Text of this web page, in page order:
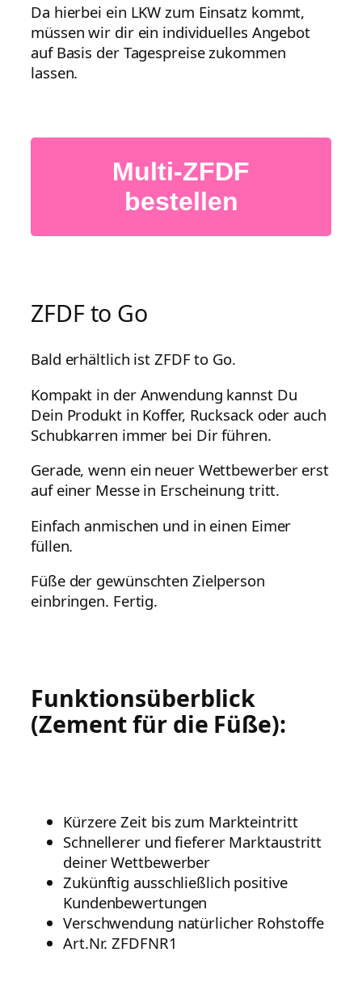
Da hierbei ein LKW zum Einsatz kommt,
müssen wir dir ein individuelles Angebot
auf Basis der Tagespreise zukommen
lassen.
Multi-ZFDF
bestellen
ZFDF to Go
Bald erhältlich ist ZFDF to Go.
Kompakt in der Anwendung kannst Du
Dein Produkt in Koffer, Rucksack oder auch
Schubkarren immer bei Dir führen.
Gerade, wenn ein neuer Wettbewerber erst
auf einer Messe in Erscheinung tritt.
Einfach anmischen und in einen Eimer
füllen.
Füße der gewünschten Zielperson
einbringen. Fertig.
Funktionsüberblick
(Zement für die Füße):
Kürzere Zeit bis zum Markteintritt
Schnellerer und fieferer Marktaustritt
deiner Wettbewerber
Zukünftig ausschließlich positive
Kundenbewertungen
Verschwendung natürlicher Rohstoffe
Art.Nr. ZFDFNR1